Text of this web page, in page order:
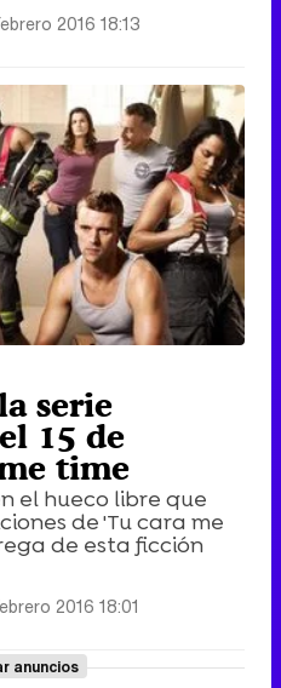
2016 18:13
serie
15 de
time
el hueco libre que
de 'Tu cara me
de esta ficción
2016 18:01
anuncios